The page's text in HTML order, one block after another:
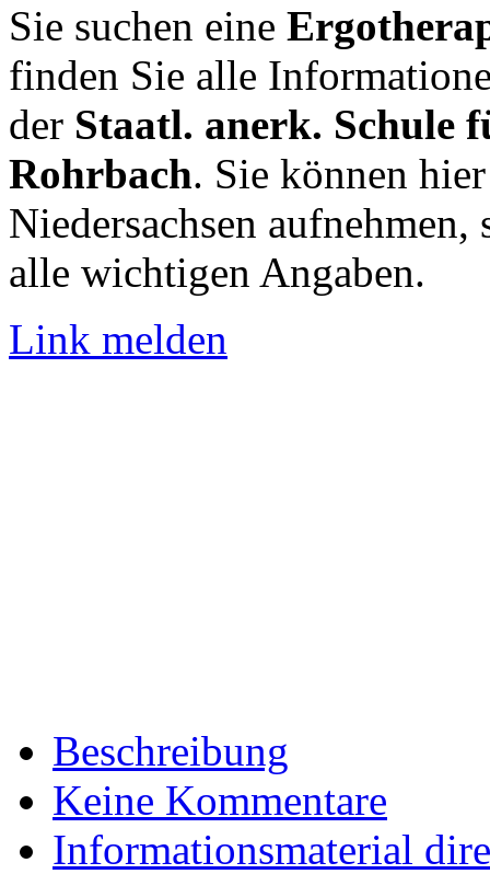
Sie suchen eine
finden Sie alle
der Staatl. anerk. Schule
Rohrbach. Sie können
Niedersachsen
alle wichtigen Angaben.
Link melden
Beschreibung
Keine Kommentare
Informationsmaterial